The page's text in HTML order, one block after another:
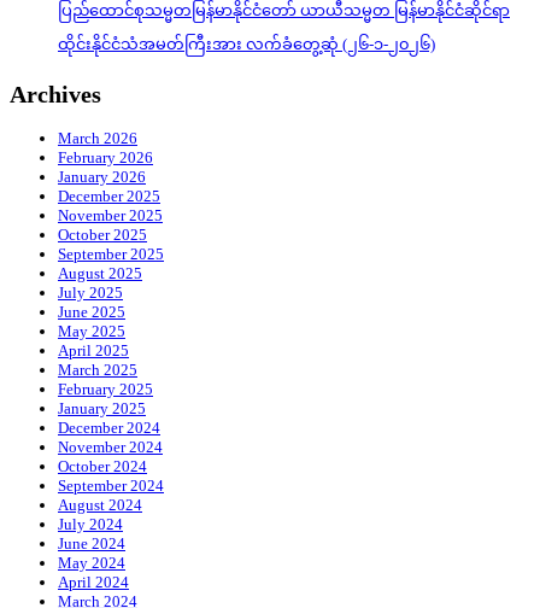
ပြည်ထောင်စုသမ္မတမြန်မာနိုင်ငံတော် ယာယီသမ္မတ မြန်မာနိုင်ငံဆိုင်ရာ
ထိုင်းနိုင်ငံသံအမတ်ကြီးအား လက်ခံတွေ့ဆုံ (၂၆-၁-၂၀၂၆)
Archives
March 2026
February 2026
January 2026
December 2025
November 2025
October 2025
September 2025
August 2025
July 2025
June 2025
May 2025
April 2025
March 2025
February 2025
January 2025
December 2024
November 2024
October 2024
September 2024
August 2024
July 2024
June 2024
May 2024
April 2024
March 2024